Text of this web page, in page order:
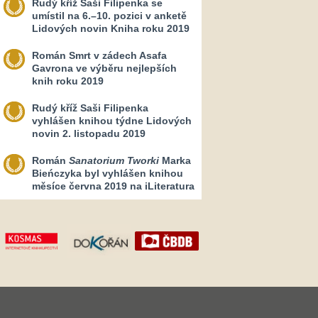
Rudý kříž Saši Filipenka se
umístil na 6.–10. pozici v anketě
Lidových novin Kniha roku 2019
Román Smrt v zádech Asafa
Gavrona ve výběru nejlepších
knih roku 2019
Rudý kříž Saši Filipenka
vyhlášen knihou týdne Lidových
novin 2. listopadu 2019
Román Sanatorium Tworki Marka
Bieńczyka byl vyhlášen knihou
měsíce června 2019 na iLiteratura